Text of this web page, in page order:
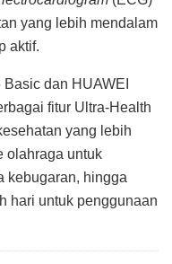
yang lebih mendalam
aktif.
dan HUAWEI
fitur Ultra-Health
yang lebih
olahraga untuk
kebugaran, hingga
hari untuk penggunaan